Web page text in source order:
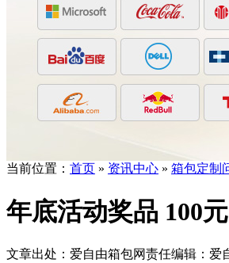
当前位置： 首页 » 资讯中心 » 箱包定制
年底活动奖品 100
文章出处：爱自由箱包网责任编辑：爱